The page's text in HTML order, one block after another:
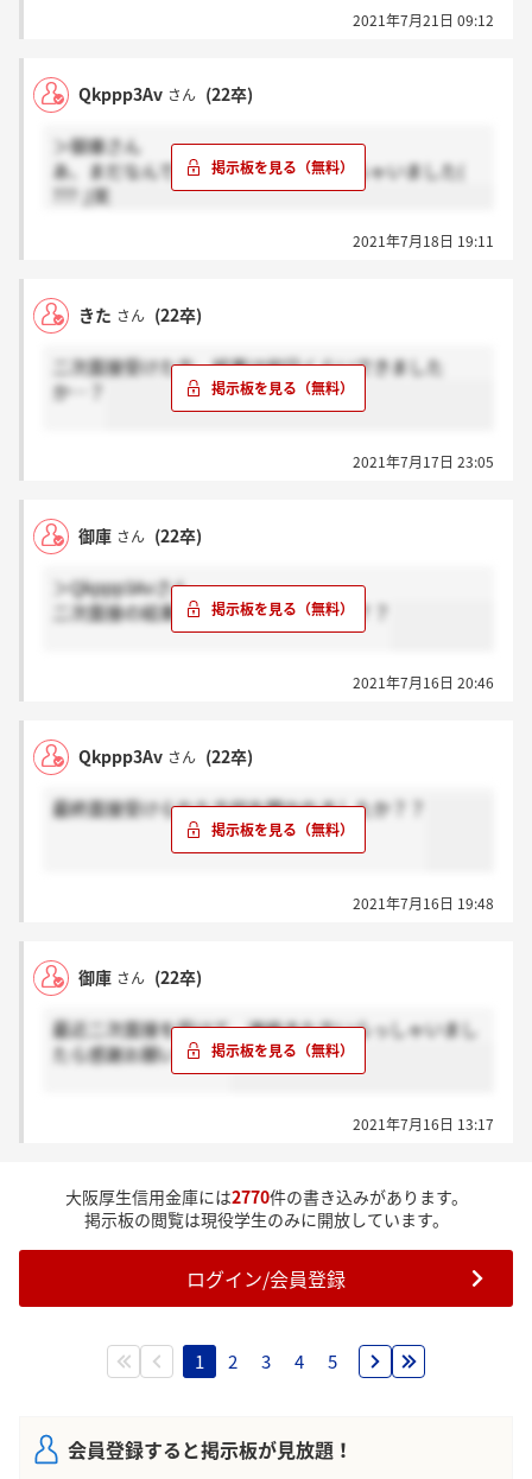
2021年7月21日 09:12
Qkppp3Av さん (22卒)
＞御庫さん
あ、まだなんですけど、先走って聞いちゃいました(
??? ;)笑
2021年7月18日 19:11
きた さん (22卒)
二次面接受けた方、結果は何日くらいできました
か…？
2021年7月17日 23:05
御庫 さん (22卒)
＞Qkppp3Avさん
二次面接の結果もう来た感じですか…？？
2021年7月16日 20:46
Qkppp3Av さん (22卒)
最終面接受けられた方何を聞かれましたか？？
2021年7月16日 19:48
御庫 さん (22卒)
最近二次面接を受けて、連絡きた方いらっしゃいまし
たら感謝お願いします
2021年7月16日 13:17
大阪厚生信用金庫には2770件の書き込みがあります。
掲示板の閲覧は現役学生のみに開放しています。
ログイン/会員登録
1 2 3 4 5
会員登録すると掲示板が見放題！